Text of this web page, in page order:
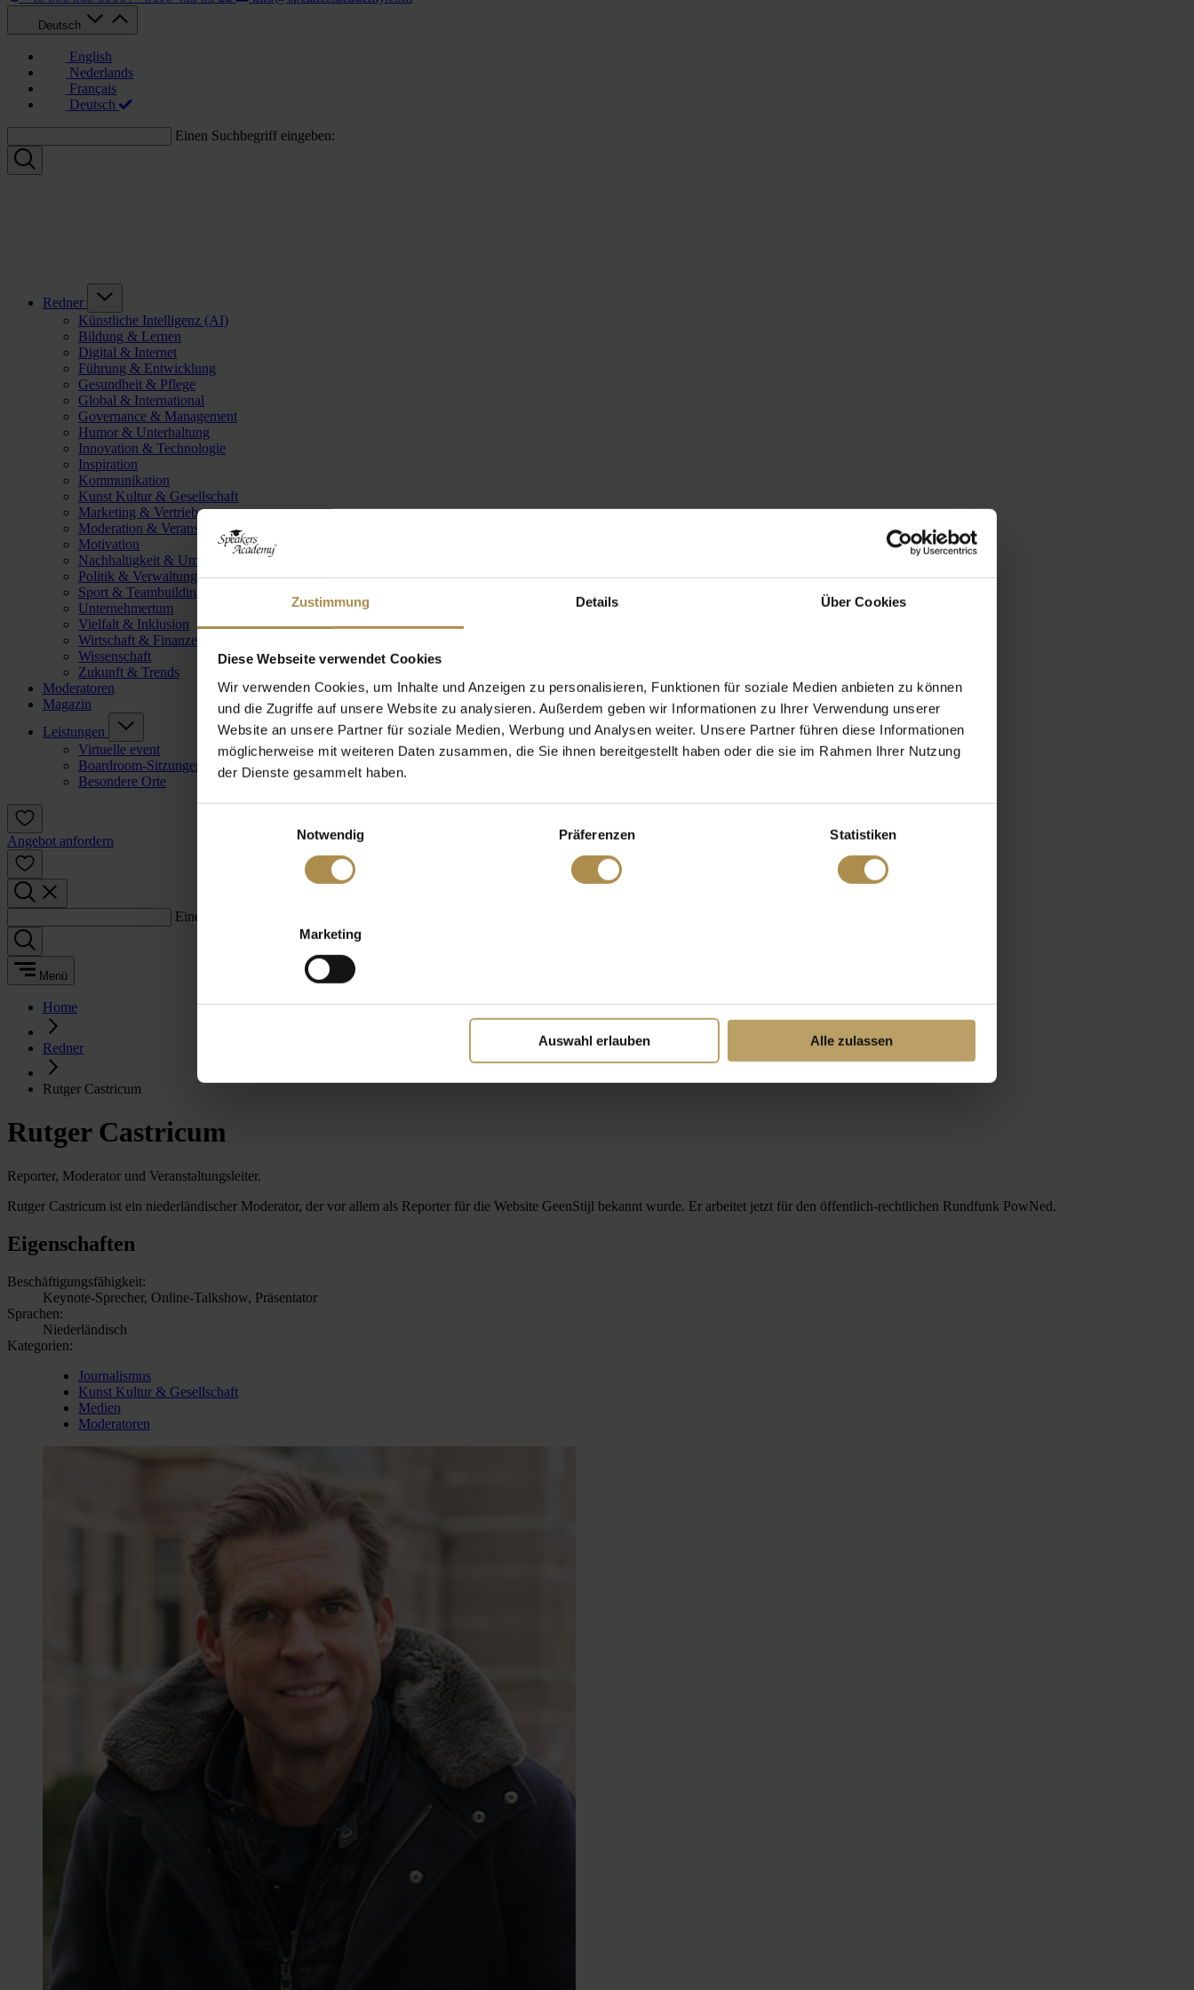
Zustimmung Details Über Cookies
Diese Webseite verwendet Cookies
Wir verwenden Cookies, um Inhalte und Anzeigen zu personalisieren, Funktionen für soziale Medien anbieten zu können
und die Zugriffe auf unsere Website zu analysieren. Außerdem geben wir Informationen zu Ihrer Verwendung unserer
Website an unsere Partner für soziale Medien, Werbung und Analysen weiter. Unsere Partner führen diese Informationen
möglicherweise mit weiteren Daten zusammen, die Sie ihnen bereitgestellt haben oder die sie im Rahmen Ihrer Nutzung
der Dienste gesammelt haben.
Notwendig
Präferenzen Statistiken
Marketing
Auswahl erlauben Alle zulassen
Deutsch
English
Nederlands
Français
Deutsch
Einen Suchbegriff eingeben:
Redner
Künstliche Intelligenz (AI)
Bildung & Lernen
Digital & Internet
Führung & Entwicklung
Gesundheit & Pflege
Global & International
Governance & Management
Humor & Unterhaltung
Innovation & Technologie
Inspiration
Kommunikation
Kunst Kultur & Gesellschaft
Marketing & Vertrieb
Moderation & Veranstaltungsleitung
Motivation
Nachhaltigkeit & Umwelt
Politik & Verwaltung
Sport & Teambuilding
Unternehmertum
Vielfalt & Inklusion
Wirtschaft & Finanzen
Wissenschaft
Zukunft & Trends
Moderatoren
Magazin
Leistungen
Virtuelle event
Boardroom-Sitzungen
Besondere Orte
Angebot anfordern
Einen Suchbegriff eingeben:
Menü
Home
Redner
Rutger Castricum
Rutger Castricum
Reporter, Moderator und Veranstaltungsleiter.
Rutger Castricum ist ein niederländischer Moderator, der vor allem als Reporter für die Website GeenStijl bekannt wurde. Er arbeitet jetzt für den öffentlich-rechtlichen Rundfunk PowNed.
Eigenschaften
Beschäftigungsfähigkeit:
Keynote-Sprecher, Online-Talkshow, Präsentator
Sprachen:
Niederländisch
Kategorien:
Journalismus
Kunst Kultur & Gesellschaft
Medien
Moderatoren